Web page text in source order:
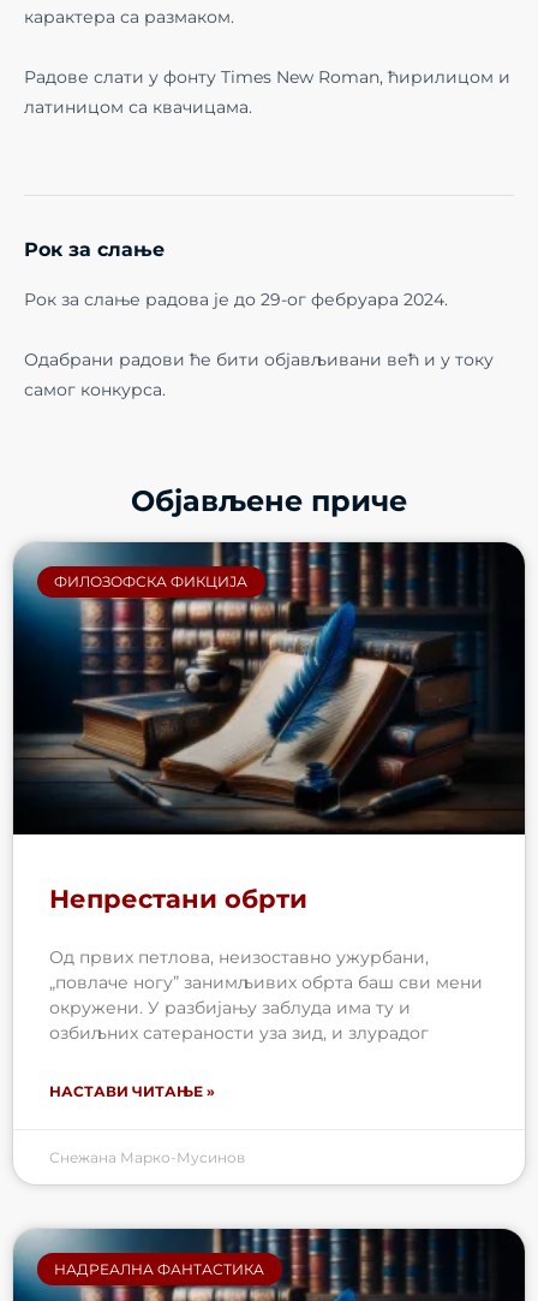
карактера са размаком.
Радове слати у фонту Times New Roman, ћирилицом и
латиницом са квачицама.
Рок за слање
Рок за слање радова је до 29-ог фебруара 2024.
Одабрани радови ће бити објављивани већ и у току
самог конкурса.
Објављене приче
ФИЛОЗОФСКА ФИКЦИЈА
Непрестани обрти
Од првих петлова, неизоставно ужурбани,
„повлаче ногу” занимљивих обрта баш сви мени
окружени. У разбијању заблуда има ту и
озбиљних сатераности уза зид, и злурадог
НАСТАВИ ЧИТАЊЕ »
Снежана Марко-Мусинов
НАДРЕАЛНА ФАНТАСТИКА